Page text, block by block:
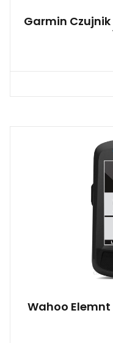
Garmin
Wahoo